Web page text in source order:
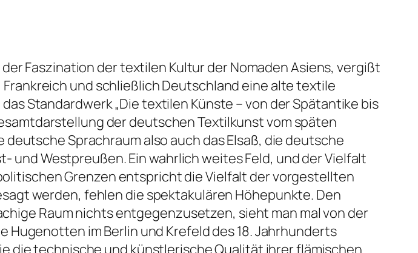
Faszination der textilen Kultur der Nomaden Asiens, vergißt
und schließlich Deutschland eine alte textile
Standardwerk „Die textilen Künste – von der Spätantike bis
der deutschen Textilkunst vom späten
Sprachraum also auch das Elsaß, die deutsche
und Westpreußen. Ein wahrlich weites Feld, und der Vielfalt
Grenzen entspricht die Vielfalt der vorgestellten
werden, fehlen die spektakulären Höhepunkte. Den
Raum nichts entgegenzusetzen, sieht man mal von der
im Berlin und Krefeld des 18. Jahrhunderts
die technische und künstlerische Qualität ihrer flämischen